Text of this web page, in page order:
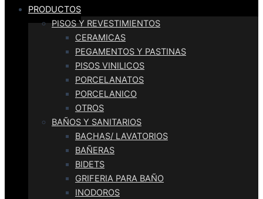
PRODUCTOS
PISOS Y REVESTIMIENTOS
CERAMICAS
PEGAMENTOS Y PASTINAS
PISOS VINILICOS
PORCELANATOS
PORCELANICO
OTROS
BAÑOS Y SANITARIOS
BACHAS/ LAVATORIOS
BAÑERAS
BIDETS
GRIFERIA PARA BAÑO
INODOROS